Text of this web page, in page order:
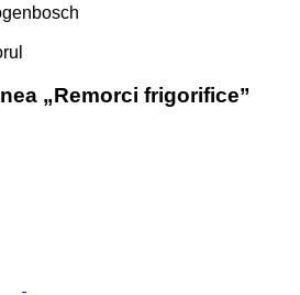
„Remorci frigorifice”